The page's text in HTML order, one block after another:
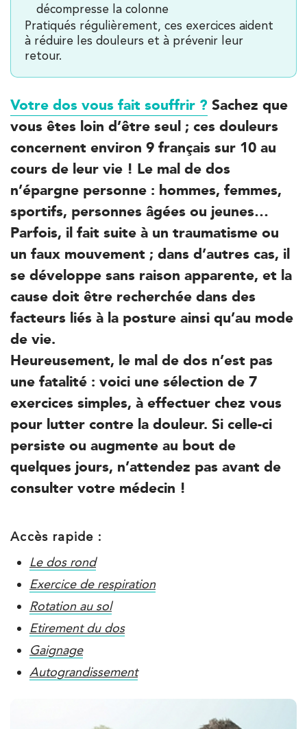
décompresse la colonne
Pratiqués régulièrement, ces exercices aident
à réduire les douleurs et à prévenir leur
retour.
Votre dos vous fait souffrir ? Sachez que
vous êtes loin d’être seul ; ces douleurs
concernent environ 9 français sur 10 au
cours de leur vie ! Le mal de dos
n’épargne personne : hommes, femmes,
sportifs, personnes âgées ou jeunes…
Parfois, il fait suite à un traumatisme ou
un faux mouvement ; dans d’autres cas, il
se développe sans raison apparente, et la
cause doit être recherchée dans des
facteurs liés à la posture ainsi qu’au mode
de vie.
Heureusement, le mal de dos n’est pas
une fatalité : voici une sélection de 7
exercices simples, à effectuer chez vous
pour lutter contre la douleur. Si celle-ci
persiste ou augmente au bout de
quelques jours, n’attendez pas avant de
consulter votre médecin !
Accès rapide :
Le dos rond
Exercice de respiration
Rotation au sol
Etirement du dos
Gaignage
Autograndissement
Trouvez votre cabinet de
kinésithérapie IK
Besoin d’Imagerie Médicale à Antony ? IRM, scanner,
échographie, infiltrations, radiologie… Olympe Imagerie
vous reçoit dans des délais courts sur le Centre Olympe
Santé, même bâtiment que votre kinésithérapeute !
Filtrer les cabinets avec balnéothérapie
8 Avenue de Camoens 75116 Paris
8 Avenue de Camoens 75116 Paris
01 42 15 22 46
PRENDRE RDV
PRENDRE RDV
Kinésithérapie
IK Paris 6 – Cassette
1 Rue Cassette 75006 Paris
1 Rue Cassette 75006 Paris
01 42 84 06 95
PRENDRE RDV
PRENDRE RDV